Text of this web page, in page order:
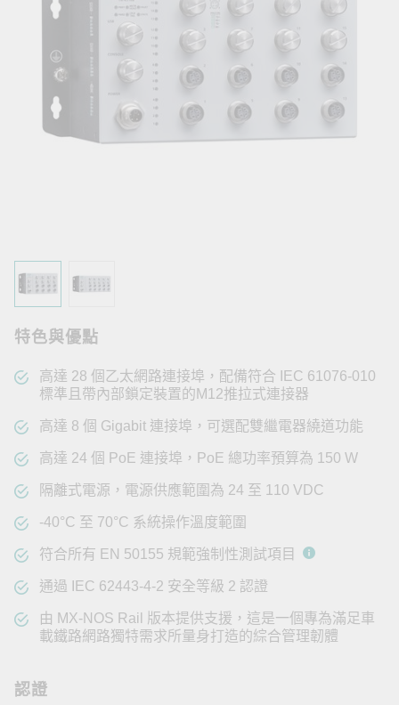
特色與優點
高達 28 個乙太網路連接埠，配備符合 IEC 61076-010
標準且帶內部鎖定裝置的M12推拉式連接器
高達 8 個 Gigabit 連接埠，可選配雙繼電器繞道功能
高達 24 個 PoE 連接埠，PoE 總功率預算為 150 W
隔離式電源，電源供應範圍為 24 至 110 VDC
-40°C 至 70°C 系統操作溫度範圍
符合所有 EN 50155 規範強制性測試項目
通過 IEC 62443-4-2 安全等級 2 認證
由 MX-NOS Rail 版本提供支援，這是一個專為滿足車
載鐵路網路獨特需求所量身打造的綜合管理韌體
認證